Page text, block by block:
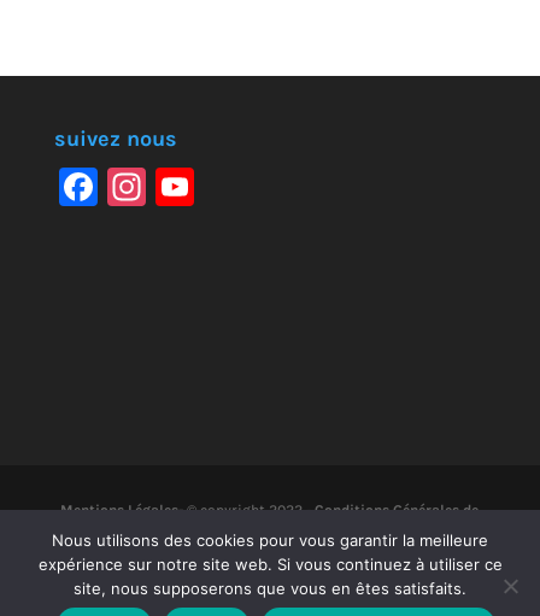
suivez nous
F
In Y
Mentions Légales-© copyright 2022 -Conditions Générales de
Vente- Contrat d'Engagement Républicain-Site créé par
Nous utilisons des cookies pour vous garantir la meilleure
expérience sur notre site web. Si vous continuez à utiliser ce
site, nous supposerons que vous en êtes satisfaits.